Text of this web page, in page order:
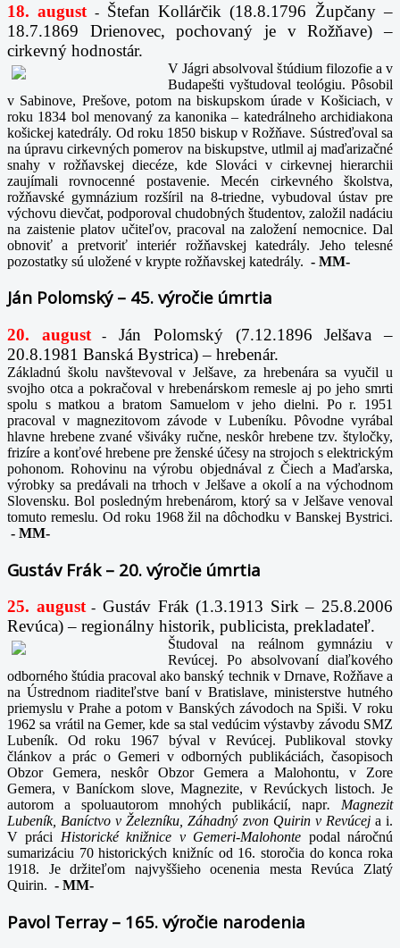
18. august -
Štefan Kollárčik (18.8.1796 Župčany –
18.7.1869 Drienovec, pochovaný je v Rožňave) –
cirkevný hodnostár.
V Jágri absolvoval štúdium filozofie a v
Budapešti vyštudoval teológiu. Pôsobil
v Sabinove, Prešove, potom na biskupskom úrade v Košiciach, v
roku 1834 bol menovaný za kanonika – katedrálneho archidiakona
košickej katedrály. Od roku 1850 biskup v Rožňave. Sústreďoval sa
na úpravu cirkevných pomerov na biskupstve, utlmil aj maďarizačné
snahy v rožňavskej diecéze, kde Slováci v cirkevnej hierarchii
zaujímali rovnocenné postavenie. Mecén cirkevného školstva,
rožňavské gymnázium rozšíril na 8-triedne, vybudoval ústav pre
výchovu dievčat, podporoval chudobných študentov, založil nadáciu
na zaistenie platov učiteľov, pracoval na založení nemocnice. Dal
obnoviť a pretvoriť interiér rožňavskej katedrály. Jeho telesné
pozostatky sú uložené v krypte rožňavskej katedrály. - MM-
Ján Polomský – 45. výročie úmrtia
20. august-
Ján Polomský (7.12.1896 Jelšava –
20.8.1981 Banská Bystrica) – hrebenár.
Základnú školu navštevoval v Jelšave, za hrebenára sa vyučil u
svojho otca a pokračoval v hrebenárskom remesle aj po jeho smrti
spolu s matkou a bratom Samuelom v jeho dielni. Po r. 1951
pracoval v magnezitovom závode v Lubeníku. Pôvodne vyrábal
hlavne hrebene zvané všiváky ručne, neskôr hrebene tzv. štyločky,
frizíre a konťové hrebene pre ženské účesy na strojoch s elektrickým
pohonom. Rohovinu na výrobu objednával z Čiech a Maďarska,
výrobky sa predávali na trhoch v Jelšave a okolí a na východnom
Slovensku. Bol posledným hrebenárom, ktorý sa v Jelšave venoval
tomuto remeslu. Od roku 1968 žil na dôchodku v Banskej Bystrici.
- MM-
Gustáv Frák – 20. výročie úmrtia
25. august- Gustáv Frák (1.3.1913 Sirk – 25.8.2006
Revúca) – regionálny historik, publicista, prekladateľ.
Študoval na reálnom gymnáziu v
Revúcej. Po absolvovaní diaľkového
odborného štúdia pracoval ako banský technik v Drnave, Rožňave a
na Ústrednom riaditeľstve baní v Bratislave, ministerstve hutného
priemyslu v Prahe a potom v Banských závodoch na Spiši. V roku
1962 sa vrátil na Gemer, kde sa stal vedúcim výstavby závodu SMZ
Lubeník. Od roku 1967 býval v Revúcej. Publikoval stovky
článkov a prác o Gemeri v odborných publikáciách, časopisoch
Obzor Gemera, neskôr Obzor Gemera a Malohontu, v Zore
Gemera, v Baníckom slove, Magnezite, v Revúckych listoch. Je
autorom a spoluautorom mnohých publikácií, napr. Magnezit
Lubeník, Baníctvo v Železníku, Záhadný zvon Quirin v Revúcej a i.
V práci Historické knižnice v Gemeri-Malohonte podal náročnú
sumarizáciu 70 historických knižníc od 16. storočia do konca roka
1918. Je držiteľom najvyššieho ocenenia mesta Revúca Zlatý
Quirin. - MM-
Pavol Terray – 165. výročie narodenia